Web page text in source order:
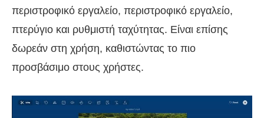
περιστροφικό εργαλείο, περιστροφικό εργαλείο,
πτερύγιο και ρυθμιστή ταχύτητας. Είναι επίσης
δωρεάν στη χρήση, καθιστώντας το πιο
προσβάσιμο στους χρήστες.